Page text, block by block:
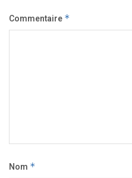
Commentaire *
Nom *